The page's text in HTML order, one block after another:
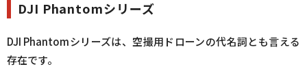
DJI Phantomシリーズ
DJI Phantomシリーズは、空撮用ドローンの代名詞とも言える
存在です。